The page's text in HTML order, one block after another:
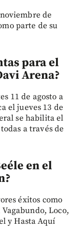
de
parte de su
para el
Arena?
11 de agosto a
el jueves 13 de
se habilita el
a través de
en el
éxitos como
Loco,
y Hasta Aquí